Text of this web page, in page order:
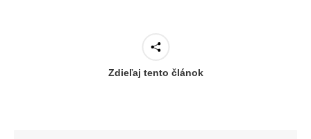
Zdieľaj tento článok